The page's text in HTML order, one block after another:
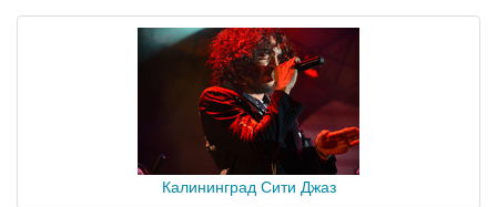
Калининград Сити Джаз